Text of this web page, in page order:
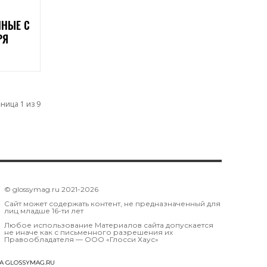
С
1 из 9
© glossymag.ru 2021-2026
Сайт может содержать контент, не предназначенный для
лиц младше 16-ти лет
Любое использование Материалов сайта допускается
не иначе как с письменного разрешения их
Правообладателя — OOO «Глосси Хаус»